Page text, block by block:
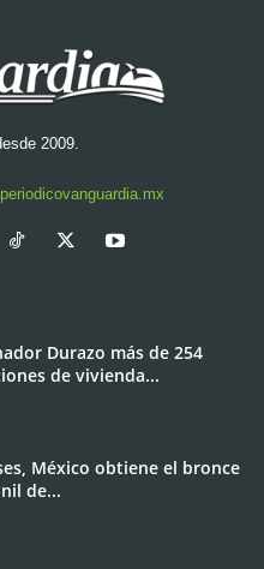
2009.
Durazo más de 254
de vivienda...
México obtiene el bronce
de...